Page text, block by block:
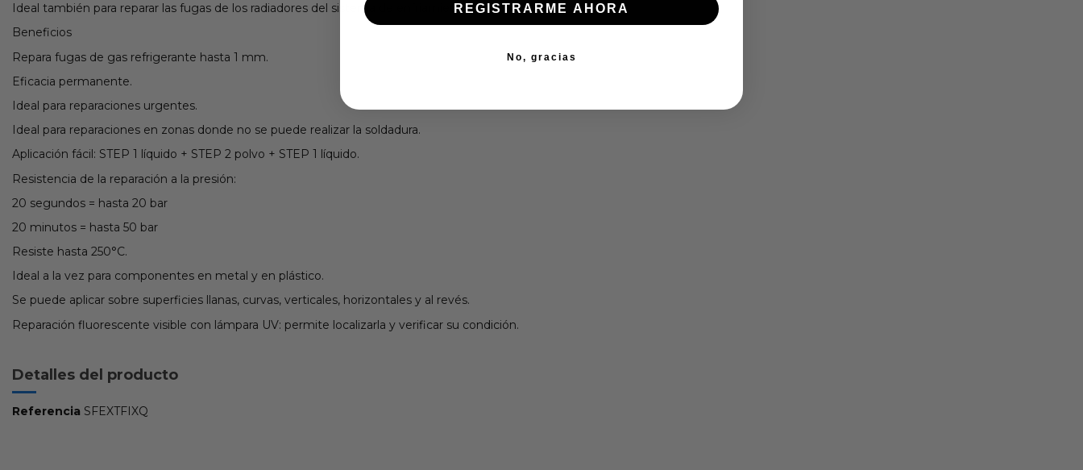
Ideal también para reparar las fugas de los radiadores del sistema de enfriamiento.
Beneficios
Repara fugas de gas refrigerante hasta 1 mm.
Eficacia permanente.
Ideal para reparaciones urgentes.
Ideal para reparaciones en zonas donde no se puede realizar la soldadura.
Aplicación fácil: STEP 1 líquido + STEP 2 polvo + STEP 1 líquido.
Resistencia de la reparación a la presión:
20 segundos = hasta 20 bar
20 minutos = hasta 50 bar
Resiste hasta 250°C.
Ideal a la vez para componentes en metal y en plástico.
Se puede aplicar sobre superficies llanas, curvas, verticales, horizontales y al revés.
Reparación fluorescente visible con lámpara UV: permite localizarla y verificar su condición.
Detalles del producto
Referencia SFEXTFIXQ
REGISTRARME AHORA
No, gracias